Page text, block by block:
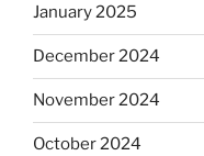
January 2025
December 2024
November 2024
October 2024